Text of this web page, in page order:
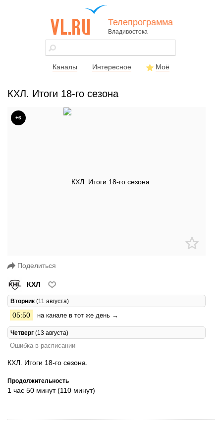
vl.ru - сайт
города
Телепрограмма
Владивостока
Каналы Интересное Моё
КХЛ. Итоги 18-го сезона
+6
Поделиться
КХЛ
Вторник (11 августа)
05:50 на канале в тот же день →
Четверг (13 августа)
Ошибка в расписании
КХЛ. Итоги 18-го сезона.
Продолжительность
1 час 50 минут (110 минут)